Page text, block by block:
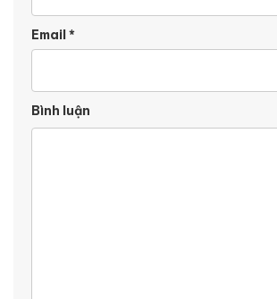
Email*
Bình luận